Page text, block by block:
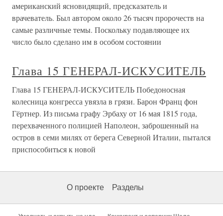
американский ясновидящий, предсказатель и
врачеватель. Был автором около 26 тысяч пророчеств на
самые различные темы. Поскольку подавляющее их
число было сделано им в особом состоянии
Глава 15 ГЕНЕРАЛ-ИСКУСИТЕЛЬ
Глава 15 ГЕНЕРАЛ-ИСКУСИТЕЛЬ Победоносная
колесница конгресса увязла в грязи. Барон Франц фон
Гёртнер. Из письма графу Эрбаху от 16 мая 1815 года,
перехваченного полицией Наполеон, заброшенный на
остров в семи милях от берега Северной Италии, пытался
приспособиться к новой
О проекте Разделы